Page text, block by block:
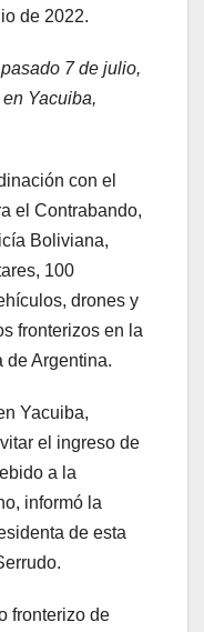
de 2022.
7 de julio,
Yacuiba,
con el
el Contrabando,
Boliviana,
100
drones y
fronterizos en la
de Argentina.
Yacuiba,
el ingreso de
a la
informó la
de esta
fronterizo de